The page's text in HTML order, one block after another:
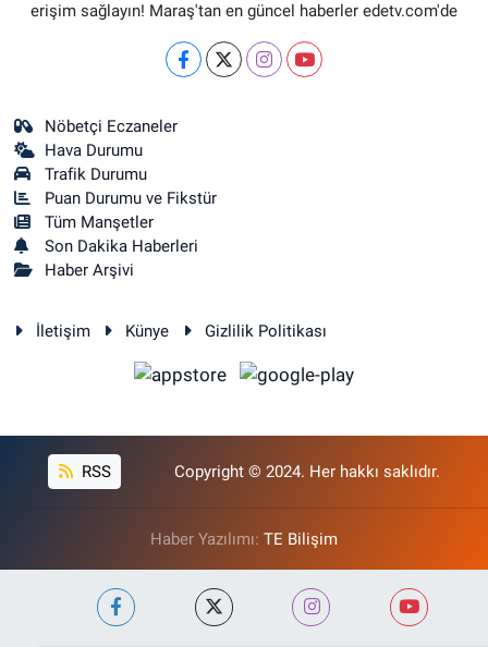
erişim sağlayın! Maraş'tan en güncel haberler edetv.com'de
Nöbetçi Eczaneler
Hava Durumu
Trafik Durumu
Puan Durumu ve Fikstür
Tüm Manşetler
Son Dakika Haberleri
Haber Arşivi
İletişim Künye Gizlilik Politikası
RSS Copyright © 2024. Her hakkı saklıdır.
Haber Yazılımı: TE Bilişim